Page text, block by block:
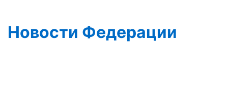
Новости Федерации